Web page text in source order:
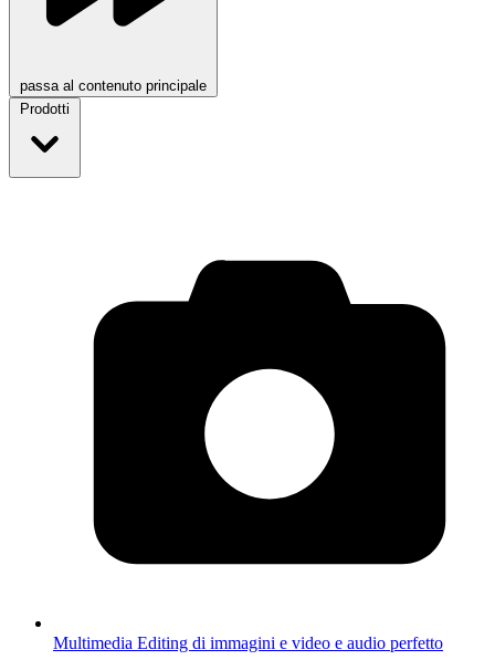
passa al contenuto principale
Prodotti
Multimedia Editing di immagini e video e audio perfetto